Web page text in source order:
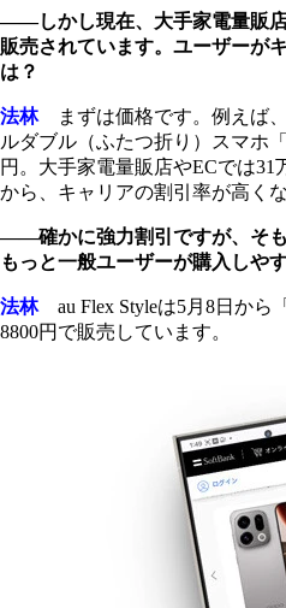
――しかし現在、大手家電量販
販売されています。ユーザーが
は？
法林まずは価格です。例えば、
ルダブル（ふたつ折り）スマホ
円。大手家電量販店やECでは31
から、キャリアの割引率が高く
――確かに強力割引ですが、そ
もっと一般ユーザーが購入しや
法林au Flex Styleは5月8日から
8800円で販売しています。